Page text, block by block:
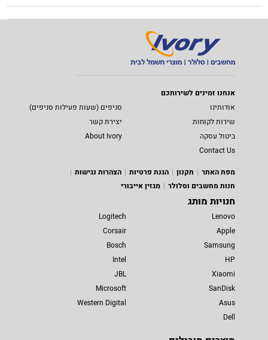
אנחנו זמינים לשירותכם
אודותינו
סניפים (שעות פעילות סניפים)
שירות לקוחות
יצירת קשר
ביטול עסקה
About Ivory
Contact Us
מפת האתר
תקנון הגנת פרטיות
הצהרות נגישות
חנות מחשבים וסלולר
מגזין אייבורי
חנויות מותג
Lenovo
Apple
Samsung
HP
Xiaomi
SanDisk
Asus
Dell
Logitech
Corsair
Bosch
Intel
JBL
Microsoft
Western Digital